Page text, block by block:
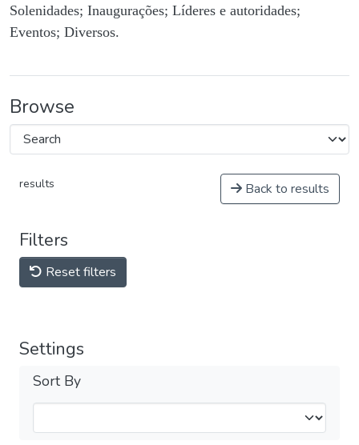
Solenidades; Inaugurações; Líderes e autoridades;
Eventos; Diversos.
Browse
results Back to results
Filters
Reset filters
Settings
Sort By